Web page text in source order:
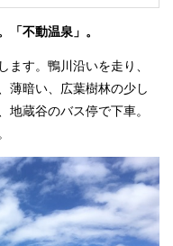
「不動温泉」。
ます。鴨川沿いを走り、
薄暗い、広葉樹林の少し
地蔵谷のバス停で下車。